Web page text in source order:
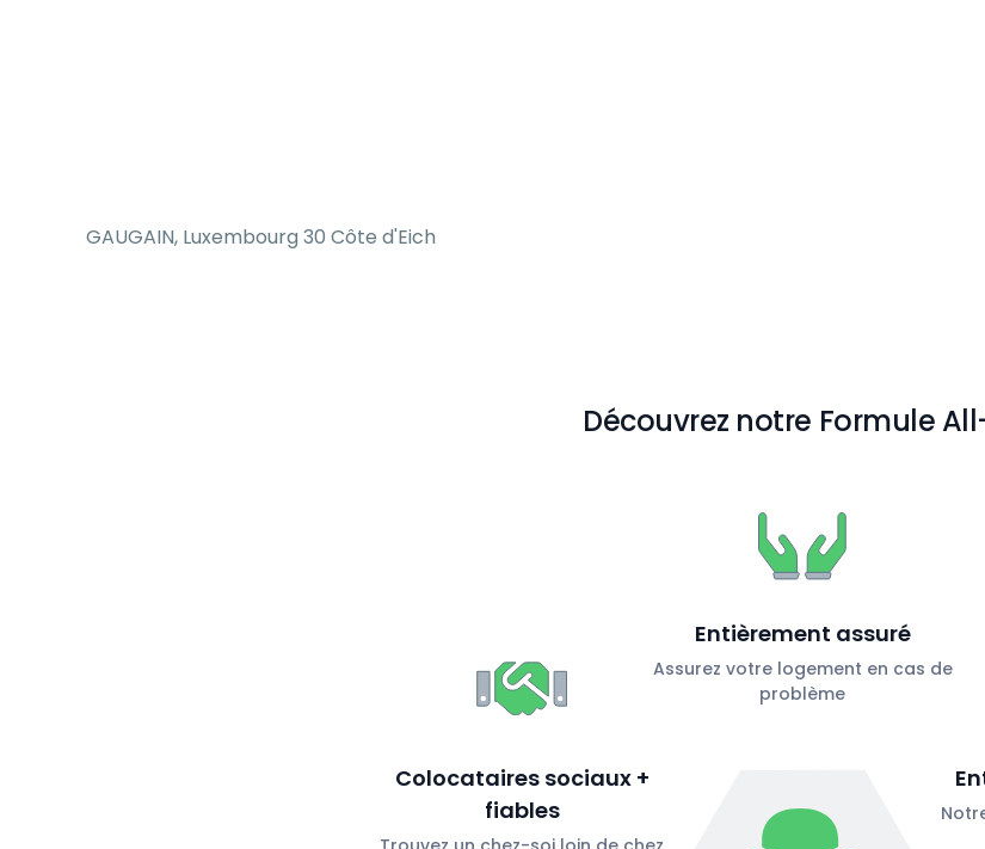
GAUGAIN, Luxembourg 30 Côte d'Eich
Découvrez notre Formule
Entièrement assuré
Assurez votre logement en cas de
problème
Colocataires sociaux +
fiables